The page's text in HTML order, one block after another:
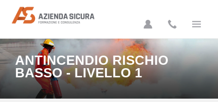
Azienda Sicura
ANTINCENDIO RISCHIO
BASSO - LIVELLO 1